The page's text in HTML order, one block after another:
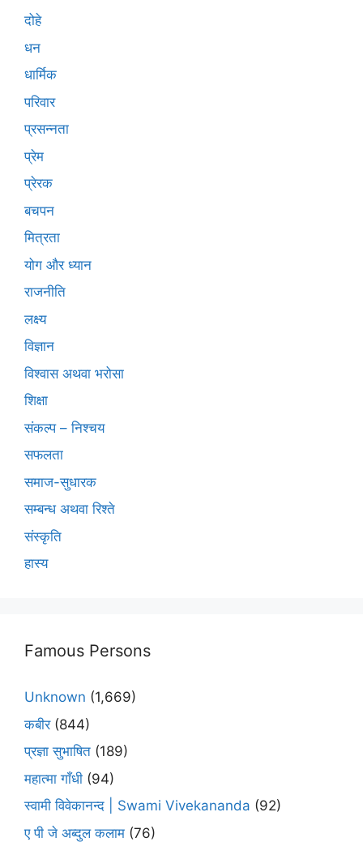
दोहे
धन
धार्मिक
परिवार
प्रसन्नता
प्रेम
प्रेरक
बचपन
मित्रता
योग और ध्यान
राजनीति
लक्ष्य
विज्ञान
विश्वास अथवा भरोसा
शिक्षा
संकल्प – निश्चय
सफलता
समाज-सुधारक
सम्बन्ध अथवा रिश्ते
संस्कृति
हास्य
Famous Persons
Unknown (1,669)
कबीर(844)
प्रज्ञा सुभाषित (189)
महात्मा गाँधी (94)
स्वामी विवेकानन्द | Swami Vivekananda (92)
ए पी जे अब्दुल कलाम (76)